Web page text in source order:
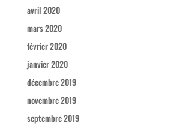
avril 2020
mars 2020
février 2020
janvier 2020
décembre 2019
novembre 2019
septembre 2019